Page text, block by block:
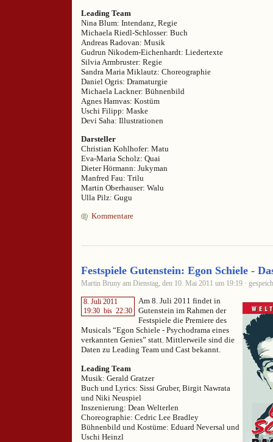
Leading Team
Nina Blum: Intendanz, Regie
Michaela Riedl-Schlosser: Buch
Andreas Radovan: Musik
Gudrun Nikodem-Eichenhardt: Liedertexte
Silvia Armbruster: Regie
Sandra Maria Miklautz: Choreographie
Daniel Ogris: Dramaturgie
Michaela Lackner: Bühnenbild
Agnes Hamvas: Kostüm
Uschi Filipp: Maske
Devi Saha: Illustrationen
Darsteller
Christian Kohlhofer: Matu
Eva-Maria Scholz: Quai
Dieter Hörmann: Jukyman
Manfred Fau: Trilu
Martin Oberhauser: Walu
Ulla Pilz: Gugu
Kommentare
Festspiele Gutenstein: Egon Schiele -
Martin Bruny am Dienstag, den 10. Mai 2011 um 19:19 ·
8. Juli 2011
19:30 bis 22:30
Am 8. Juli 2011 findet in
Gutenstein im Rahmen der
Festspiele die Premiere des
Musicals “Egon Schiele - Psychodrama eines
verkannten Genies” statt. Mittlerweile sind die
Daten zu Leading Team und Cast bekannt.
Leading Team
Musik: Gerald Gratzer
Buch und Lyrics: Sissi Gruber, Birgit Nawrata
und Niki Neuspiel
Inszenierung: Dean Welterlen
Choreographie: Cedric Lee Bradley
Bühnenbild und Kostüme: Eduard Neversal und
Uschi Heinzl